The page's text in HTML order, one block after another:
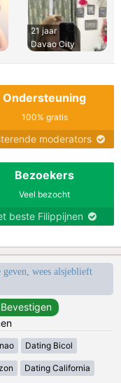
21 jaar
Davao City
Ondersteuning
100% gratis
moderators
Bezoekers
Veel bezocht
beste Filippijnen
wees alsjeblieft
Dating Bicol
Dating California